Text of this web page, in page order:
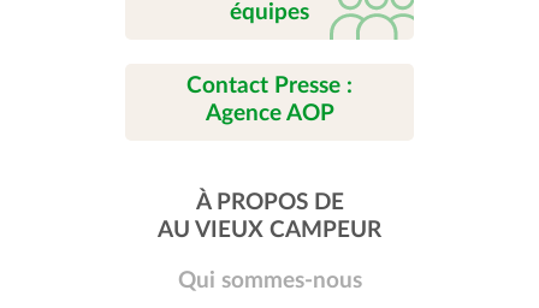
équipes
Contact Presse :
Agence AOP
À PROPOS DE
AU VIEUX CAMPEUR
Qui sommes-nous